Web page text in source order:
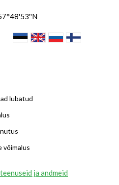
lubatud
võimalus
ja andmeid